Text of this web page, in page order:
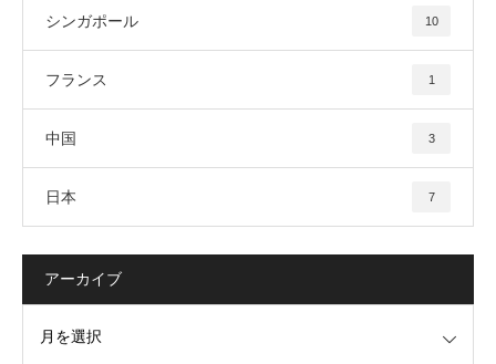
シンガポール 10
フランス 1
中国 3
日本 7
アーカイブ